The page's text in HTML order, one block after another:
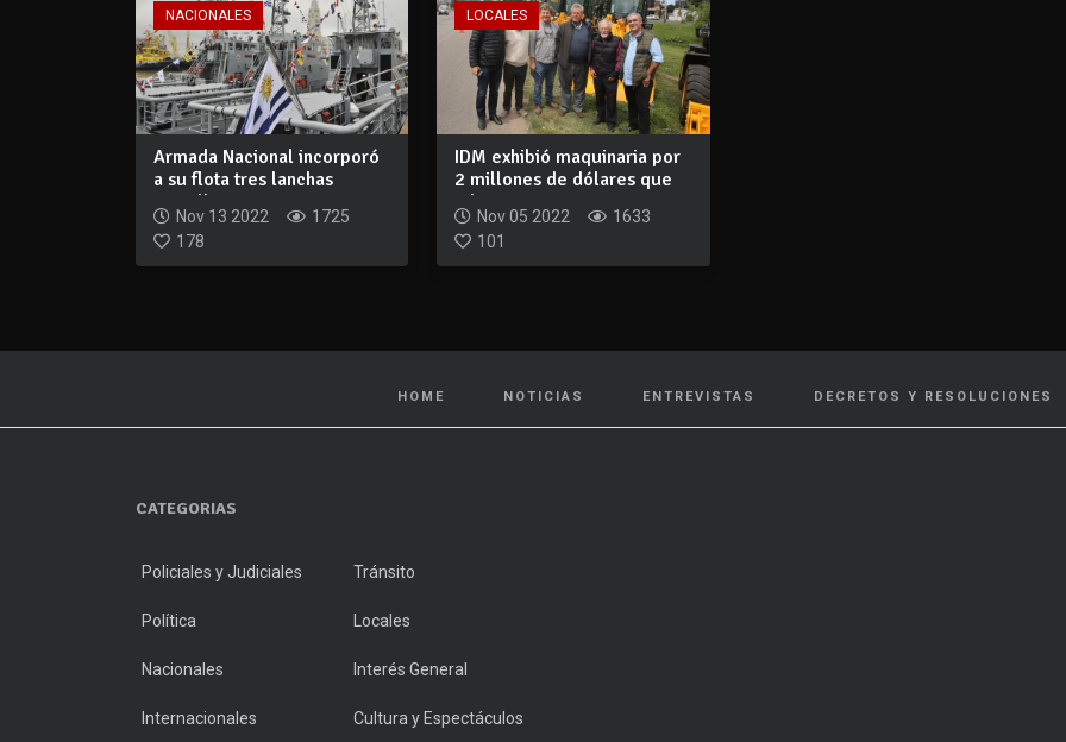
NACIONALES
Armada Nacional incorporó
a su flota tres lanchas
patrullera...
Nov 13 2022
1725
178
LOCALES
IDM exhibió maquinaria por
2 millones de dólares que
adquiri...
Nov 05 2022
1633
101
HOME NOTICIAS ENTREVISTAS DECRETOS Y RESOLUCIONES
CATEGORIAS
Policiales y Judiciales Tránsito
Política Locales
Nacionales Interés General
Internacionales Cultura y Espectáculos